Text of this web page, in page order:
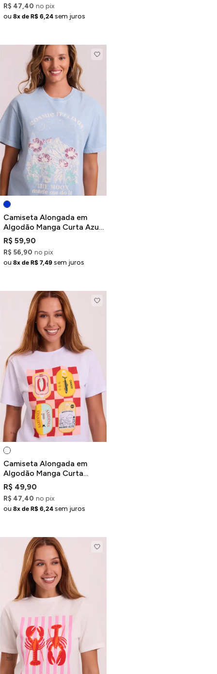
R$ 47,40 no pix
ou 8x de R$ 6,24 sem juros
Camiseta Alongada em
Algodão Manga Curta Azul
Estampa Cosmic Feelings
R$ 59,90
R$ 56,90 no pix
ou 8x de R$ 7,49 sem juros
Camiseta Alongada em
Algodão Manga Curta
Branca Estampa Sardinha
R$ 49,90
R$ 47,40 no pix
ou 8x de R$ 6,24 sem juros